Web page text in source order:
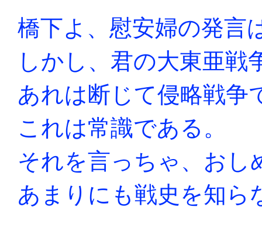
橋下よ、慰安婦の発言
しかし、君の大東亜戦
あれは断じて侵略戦争
これは常識である。
それを言っちゃ、おし
あまりにも戦史を知ら